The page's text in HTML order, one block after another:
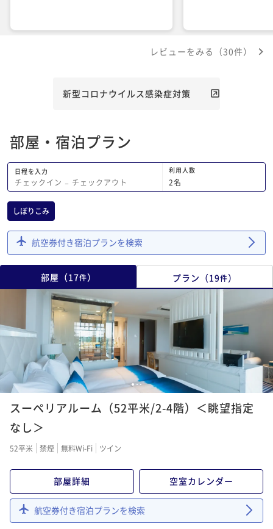
レビューをみる（30件）
新型コロナウイルス感染症対策
部屋・宿泊プラン
日程を入力
チェックイン − チェックアウト
利用人数
2名
しぼりこみ
航空券付き宿泊プランを検索
部屋 （17件） プラン （19件）
123
スーペリアルーム（52平米/2-4階）＜眺望指定
なし＞
52平米 禁煙 無料Wi-Fi ツイン
部屋詳細 空室カレンダー
航空券付き宿泊プランを検索